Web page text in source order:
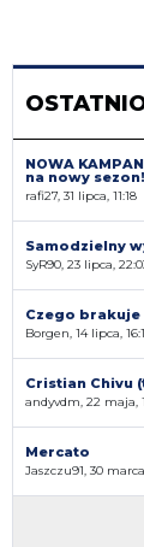
NOWA
na nowy sezon!
rafi27, 31 lipca, 11:18
Samodzielny
SyR90, 23 lipca,
Czego brakuje
Borgen, 14 lipca,
Cristian Chivu
andyvdm, 22 maja,
Mercato
Jaszczu91, 30